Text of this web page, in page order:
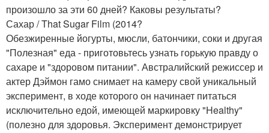
произошло за эти 60 дней? Каковы результаты?
Сахар / That Sugar Film (2014?
Обезжиренные йогурты, мюсли, батончики, соки и другая
"Полезная" еда - приготовьтесь узнать горькую правду о
сахаре и "здоровом питании". Австралийский режиссер и
актер Дэймон гамо снимает на камеру свой уникальный
эксперимент, в ходе которого он начинает питаться
исключительно едой, имеющей маркировку "Healthy"
(полезно для здоровья. Эксперимент демонстрирует